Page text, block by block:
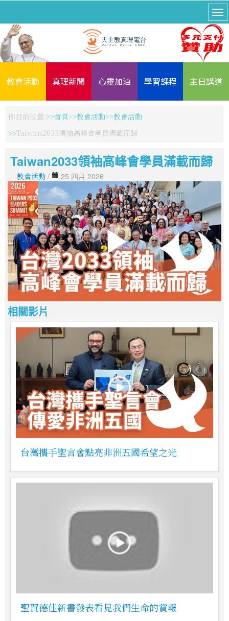
教會活動 真理新聞 心靈加油 學習課程 主日講道
你目前位置: 首頁 教會活動
教會活動
Taiwan2033領袖高峰會學員滿載而歸
Taiwan2033領袖高峰會學員滿載而歸
教會活動 / 25 四月 2026
相關影片
台灣攜手聖言會點亮非洲五國希望之光
聖賀德佳新書發表看見我們生命的賞報